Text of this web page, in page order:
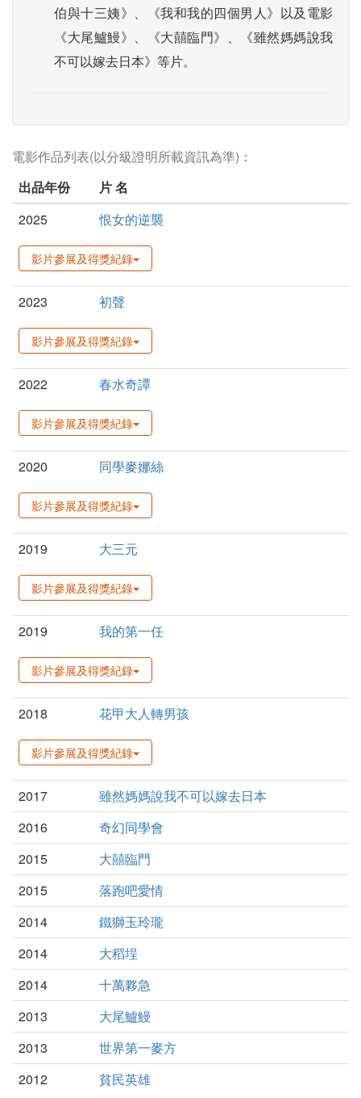
伯與十三姨》、《我和我的四個男人》以及電影
《大尾鱸鰻》、《大囍臨門》、《雖然媽媽說我
不可以嫁去日本》等片。
電影作品列表(以分級證明所載資訊為準)：
出品年份
片 名
2025
恨女的逆襲
影片參展及得獎紀錄
2023 初聲
影片參展及得獎紀錄
2022 春水奇譚
影片參展及得獎紀錄
2020 同學麥娜絲
影片參展及得獎紀錄
2019 大三元
影片參展及得獎紀錄
2019 我的第一任
影片參展及得獎紀錄
2018 花甲大人轉男孩
影片參展及得獎紀錄
2017
雖然媽媽說我不可以嫁去日本
2016
奇幻同學會
2015
大囍臨門
2015
落跑吧愛情
2014
鐵獅玉玲瓏
2014
大稻埕
2014
十萬夥急
2013
大尾鱸鰻
2013
世界第一麥方
2012
貧民英雄